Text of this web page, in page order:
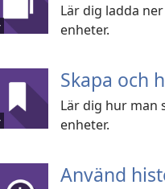
Lär dig ladda
enheter.
Skapa och
Lär dig hur man
enheter.
Använd